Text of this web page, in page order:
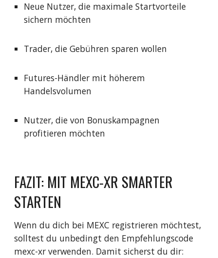
Neue Nutzer, die maximale Startvorteile
sichern möchten
Trader, die Gebühren sparen wollen
Futures-Händler mit höherem
Handelsvolumen
Nutzer, die von Bonuskampagnen
profitieren möchten
FAZIT: MIT MEXC-XR SMARTER
STARTEN
Wenn du dich bei MEXC registrieren möchtest,
solltest du unbedingt den Empfehlungscode
mexc-xr verwenden. Damit sicherst du dir: